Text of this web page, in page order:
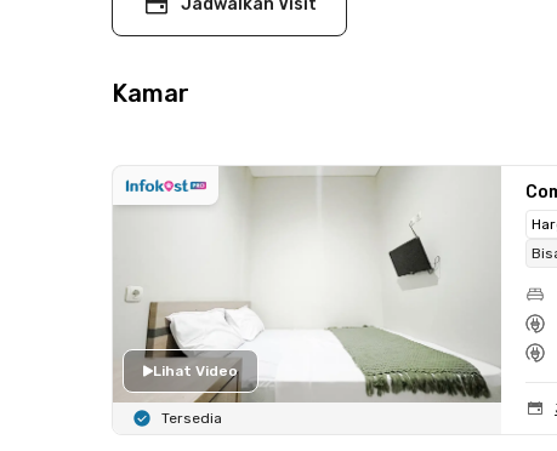
Jadwalkan Visit
Kamar
Lihat Video
Tersedia